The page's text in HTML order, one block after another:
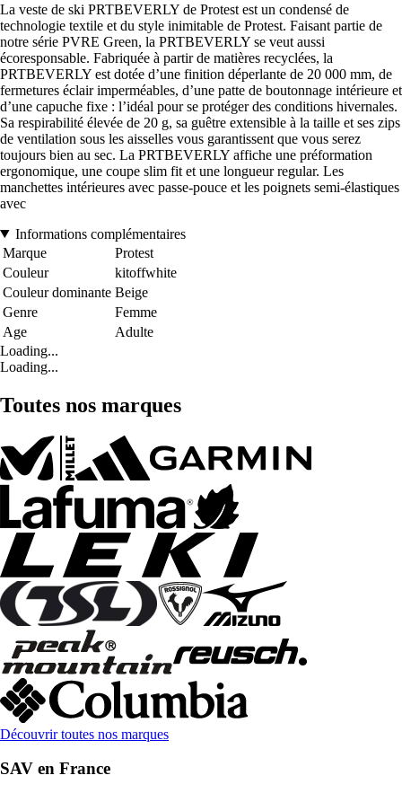
La veste de ski PRTBEVERLY de Protest est un condensé de
technologie textile et du style inimitable de Protest. Faisant partie de
notre série PVRE Green, la PRTBEVERLY se veut aussi
écoresponsable. Fabriquée à partir de matières recyclées, la
PRTBEVERLY est dotée d’une finition déperlante de 20 000 mm, de
fermetures éclair imperméables, d’une patte de boutonnage intérieure et
d’une capuche fixe : l’idéal pour se protéger des conditions hivernales.
Sa respirabilité élevée de 20 g, sa guêtre extensible à la taille et ses zips
de ventilation sous les aisselles vous garantissent que vous serez
toujours bien au sec. La PRTBEVERLY affiche une préformation
ergonomique, une coupe slim fit et une longueur regular. Les
manchettes intérieures avec passe-pouce et les poignets semi-élastiques
avec
Informations complémentaires
Marque
Protest
Couleur
kitoffwhite
Couleur dominante Beige
Genre
Femme
Age
Adulte
Loading...
Loading...
Toutes nos marques
Découvrir toutes nos marques
SAV en France